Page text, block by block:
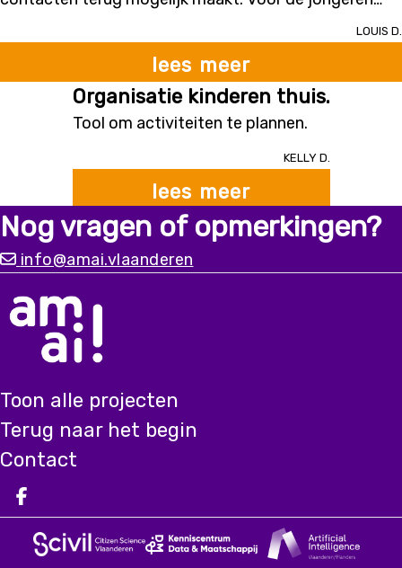
Louis D.
lees meer
Organisatie kinderen thuis.
Tool om activiteiten te plannen.
Kelly D.
lees meer
Nog vragen of opmerkingen?
info@amai.vlaanderen
Toon alle projecten
Terug naar het begin
Contact
Deel op facebook